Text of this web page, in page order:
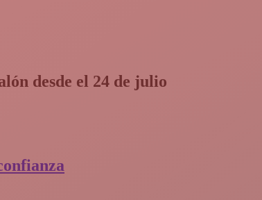
desde el 24 de julio